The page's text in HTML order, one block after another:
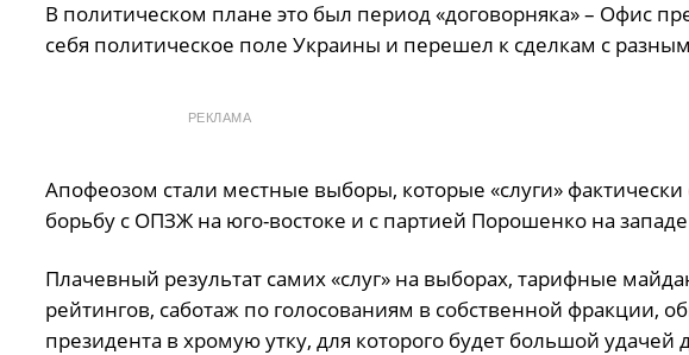
В политическом плане это был период «договорняка» – Офис
себя политическое поле Украины и перешел к сделкам с
РЕКЛАМА
Апофеозом стали местные выборы, которые «слуги»
борьбу с ОПЗЖ на юго-востоке и с партией Порошенко на
Плачевный результат самих «слуг» на выборах, тарифные
рейтингов, саботаж по голосованиям в собственной
президента в хромую утку, для которого будет большой удачей